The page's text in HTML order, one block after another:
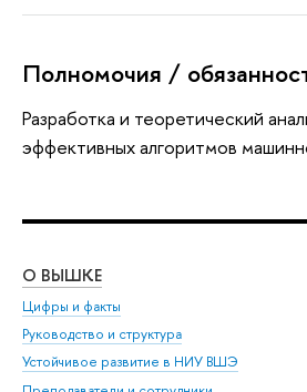
Полномочия /
Разработка и теоретический
эффективных алгоритмов
О ВЫШКЕ
Цифры и факты
Руководство и структура
Устойчивое развитие в НИУ ВШЭ